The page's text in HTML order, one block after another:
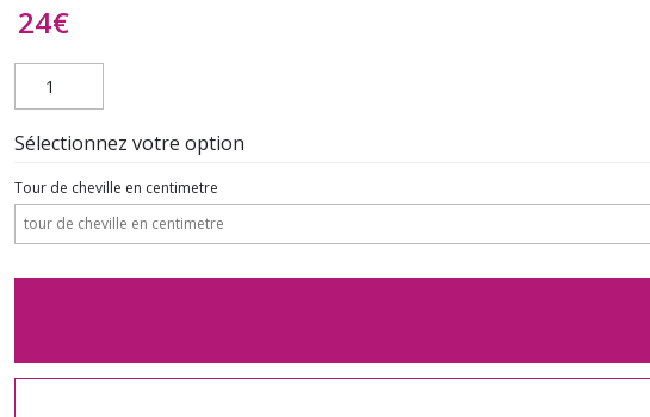
24€
Sélectionnez votre option
Tour de cheville en centimetre